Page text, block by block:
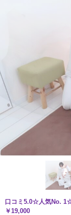
口コミ5.0☆人気No.
￥19,000